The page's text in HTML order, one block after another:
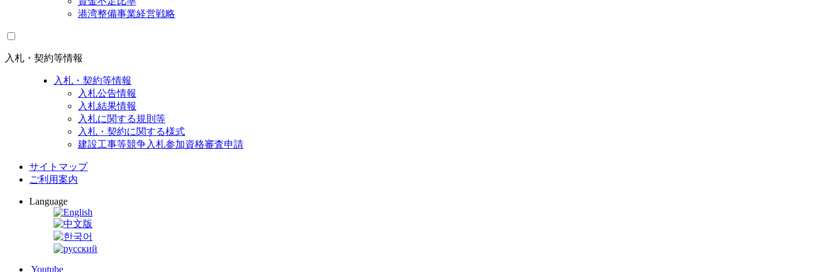
港湾整備事業経営戦略
入札・契約等情報
入札・契約等情報
入札公告情報
入札結果情報
入札に関する規則等
入札・契約に関する様式
建設工事等競争入札参加資格審査申請
サイトマップ
ご利用案内
Language
Youtube